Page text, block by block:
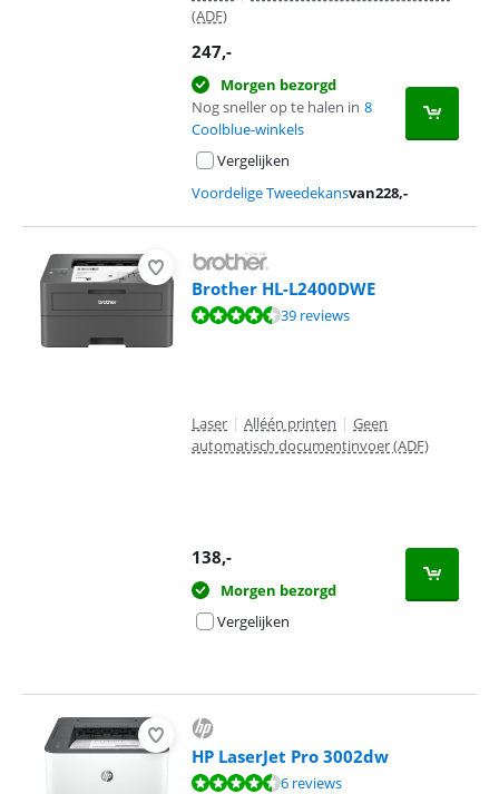
(ADF)
247,-
Morgen bezorgd
Nog sneller op te halen in 8
Coolblue-winkels
Vergelijken
Voordelige Tweedekansvan228,-
Brother HL-L2400DWE
Beoordeling is 8,9 van de 10, gebaseerd op 39 reviews.
39 reviews
Laser | Alléén printen | Geen
automatisch documentinvoer (ADF)
138,-
Morgen bezorgd
Vergelijken
HP LaserJet Pro 3002dw
Beoordeling is 8,9 van de 10, gebaseerd op 6 reviews.
6 reviews